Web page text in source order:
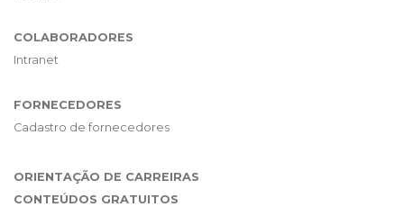
COLABORADORES
Intranet
FORNECEDORES
Cadastro de fornecedores
ORIENTAÇÃO DE CARREIRAS
CONTEÚDOS GRATUITOS